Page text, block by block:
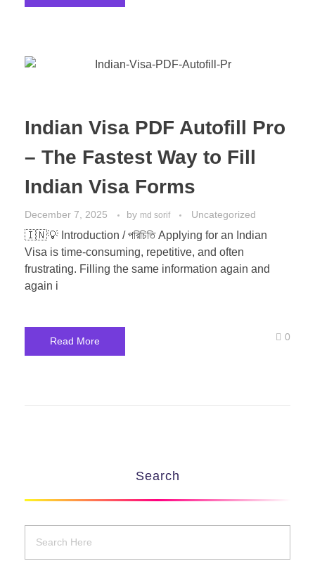
Indian Visa PDF Autofill Pro
– The Fastest Way to Fill
Indian Visa Forms
December 7, 2025 by md sorif Uncategorized
🇮🇳💡 Introduction / পরিচিতি Applying for an Indian
Visa is time-consuming, repetitive, and often
frustrating. Filling the same information again and
again i
Read More 0
Search